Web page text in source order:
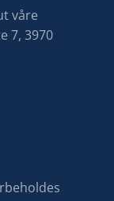
våre
7, 3970